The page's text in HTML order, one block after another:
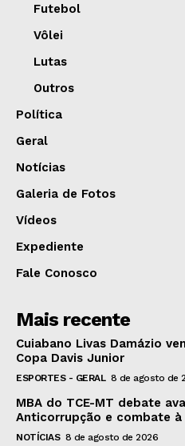
Futebol
Vôlei
Lutas
Outros
Política
Geral
Notícias
Galeria de Fotos
Vídeos
Expediente
Fale Conosco
Mais recente
Cuiabano Livas Damázio
Copa Davis Junior
ESPORTES - GERAL 8 de agosto de
MBA do TCE-MT debate
Anticorrupção e combate à
NOTÍCIAS 8 de agosto de 2026